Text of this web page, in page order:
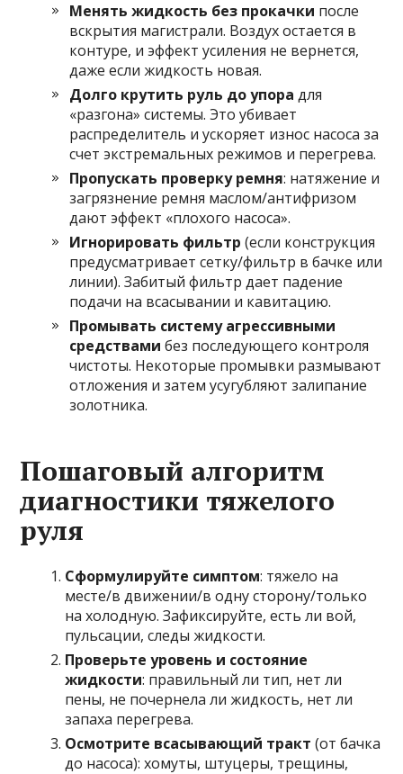
Менять жидкость без прокачки после
вскрытия магистрали. Воздух остается в
контуре, и эффект усиления не вернется,
даже если жидкость новая.
Долго крутить руль до упора для
«разгона» системы. Это убивает
распределитель и ускоряет износ насоса за
счет экстремальных режимов и перегрева.
Пропускать проверку ремня: натяжение и
загрязнение ремня маслом/антифризом
дают эффект «плохого насоса».
Игнорировать фильтр (если конструкция
предусматривает сетку/фильтр в бачке или
линии). Забитый фильтр дает падение
подачи на всасывании и кавитацию.
Промывать систему агрессивными
средствами без последующего контроля
чистоты. Некоторые промывки размывают
отложения и затем усугубляют залипание
золотника.
Пошаговый алгоритм
диагностики тяжелого
руля
Сформулируйте симптом: тяжело на
месте/в движении/в одну сторону/только
на холодную. Зафиксируйте, есть ли вой,
пульсации, следы жидкости.
Проверьте уровень и состояние
жидкости: правильный ли тип, нет ли
пены, не почернела ли жидкость, нет ли
запаха перегрева.
Осмотрите всасывающий тракт (от бачка
до насоса): хомуты, штуцеры, трещины,